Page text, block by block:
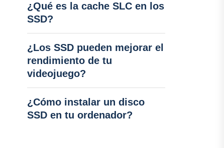
¿Qué es la cache SLC en los
SSD?
¿Los SSD pueden mejorar el
rendimiento de tu
videojuego?
¿Cómo instalar un disco
SSD en tu ordenador?